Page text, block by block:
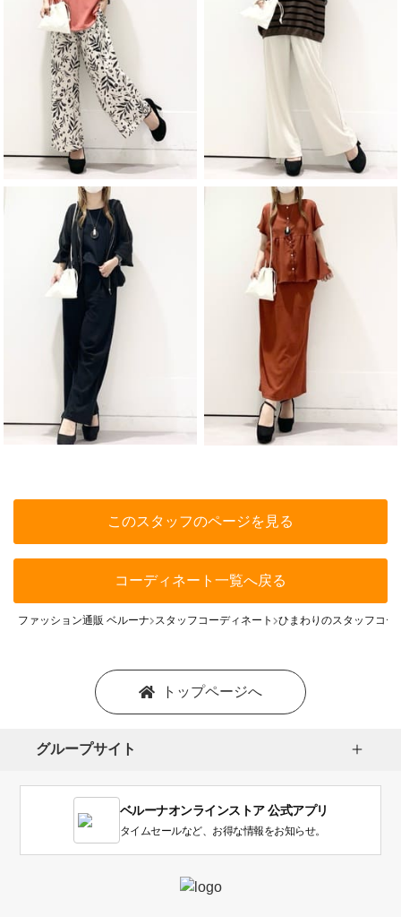
このスタッフのページを見る
コーディネート一覧へ戻る
ファッション通販 ベルーナ スタッフコーディネート ひまわりのスタッフコー
トップページへ
グループサイト
ベルーナオンラインストア 公式アプリ
タイムセールなど、お得な情報をお知らせ。